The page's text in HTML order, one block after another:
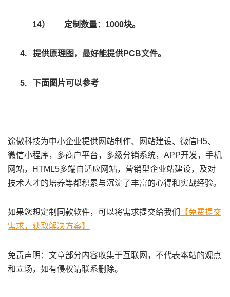
14） 定制数量：1000块。
4. 提供原理图，最好能提供PCB文件。
5. 下面图片可以参考
途傲科技为中小企业提供网站制作、网站建设、微信H5、
微信小程序，多商户平台，多级分销系统，APP开发，手机
网站，HTML5多端自适应网站，营销型企业站建设，及对
技术人才的培养等都积累与沉淀了丰富的心得和实战经验。
如果您想定制同款软件，可以将需求提交给我们
【免费提交
需求，获取解决方案】
免责声明：文章部分内容收集于互联网，不代表本站的观点
和立场，如有侵权请联系删除。